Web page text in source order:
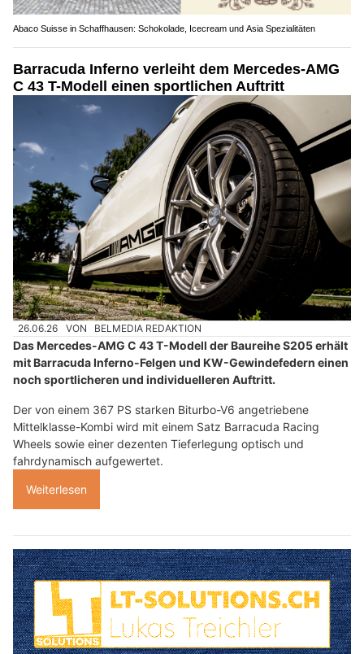
Abaco Suisse in Schaffhausen: Schokolade, Icecream und Asia Spezialitäten
Barracuda Inferno verleiht dem Mercedes-AMG
C 43 T-Modell einen sportlichen Auftritt
26.06.26 VON BELMEDIA REDAKTION
Das Mercedes-AMG C 43 T-Modell der Baureihe S205 erhält
mit Barracuda Inferno-Felgen und KW-Gewindefedern einen
noch sportlicheren und individuelleren Auftritt.
Der von einem 367 PS starken Biturbo-V6 angetriebene
Mittelklasse-Kombi wird mit einem Satz Barracuda Racing
Wheels sowie einer dezenten Tieferlegung optisch und
fahrdynamisch aufgewertet.
Weiterlesen